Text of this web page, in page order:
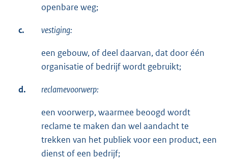
openbare weg;
c. vestiging:
een gebouw, of deel daarvan, dat door één
organisatie of bedrijf wordt gebruikt;
d. reclamevoorwerp:
een voorwerp, waarmee beoogd wordt
reclame te maken dan wel aandacht te
trekken van het publiek voor een product, een
dienst of een bedrijf;